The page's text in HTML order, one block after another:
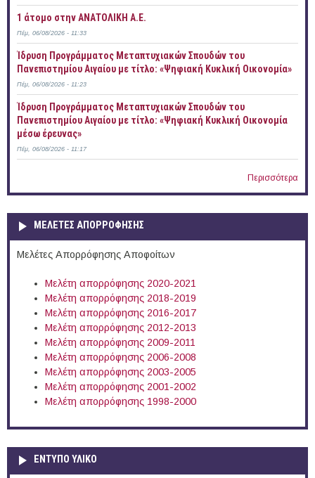
1 άτομο στην ΑΝΑΤΟΛΙΚΗ Α.Ε.
Πέμ, 06/08/2026 - 11:33
Ίδρυση Προγράμματος Μεταπτυχιακών Σπουδών του
Πανεπιστημίου Αιγαίου με τίτλο: «Ψηφιακή Κυκλική Οικονομία»
Πέμ, 06/08/2026 - 11:23
Ίδρυση Προγράμματος Μεταπτυχιακών Σπουδών του
Πανεπιστημίου Αιγαίου με τίτλο: «Ψηφιακή Κυκλική Οικονομία
μέσω έρευνας»
Πέμ, 06/08/2026 - 11:17
Περισσότερα
ΜΕΛΕΤΕΣ ΑΠΟΡΡΟΦΗΣΗΣ
Μελέτες Απορρόφησης Αποφοίτων
Μελέτη απορρόφησης 2020-2021
Μελέτη απορρόφησης 2018-2019
Μελέτη απορρόφησης 2016-2017
Μελέτη απορρόφησης 2012-2013
Μελέτη απορρόφησης 2009-2011
Μελέτη απορρόφησης 2006-2008
Μελέτη απορρόφησης 2003-2005
Μελέτη απορρόφησης 2001-2002
Μελέτη απορρόφησης 1998-2000
ΕΝΤΥΠΟ ΥΛΙΚΟ